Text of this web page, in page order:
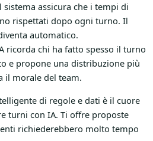
sistema assicura che i tempi di
rispettati dopo ogni turno. Il
automatico.
ricorda chi ha fatto spesso il turno
e propone una distribuzione più
il morale del team.
di regole e dati è il cuore
turni con IA. Ti offre proposte
richiederebbero molto tempo